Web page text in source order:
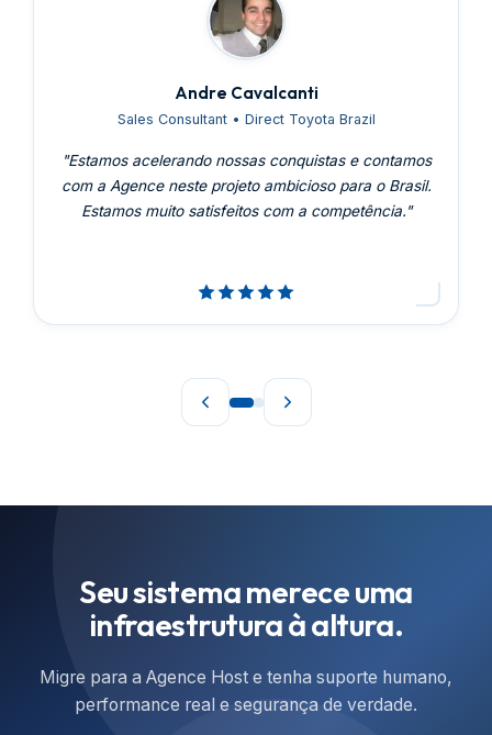
Andre Cavalcanti
Sales Consultant• Direct Toyota Brazil
"Estamos acelerando nossas conquistas e contamos
com a Agence neste projeto ambicioso para o Brasil.
Estamos muito satisfeitos com a competência."
Seu sistema merece uma
infraestrutura à altura.
Migre para a Agence Host e tenha suporte humano,
performance real e segurança de verdade.